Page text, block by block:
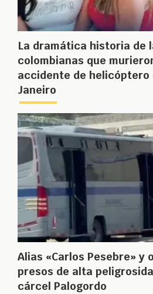
La dramática historia de
colombianas que
accidente de helicóptero
Janeiro
Alias «Carlos Pesebre» y
presos de alta
cárcel Palogordo